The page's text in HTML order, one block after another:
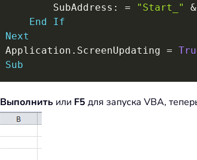
			SubAddress
: = "Start_" &
End
If
Next
	Application
. ScreenUpdating =
Sub
Выполнить или F5 для запуска VBA,